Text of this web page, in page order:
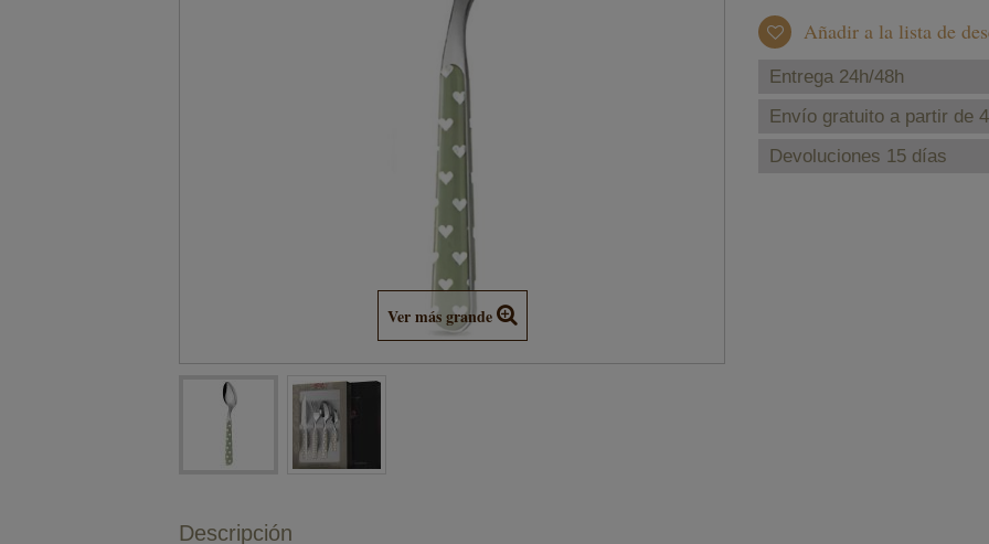
Ver más grande
Añadir a la lista de
Entrega 24h/48h
Envío gratuito a partir de
Devoluciones 15 días
Descripción